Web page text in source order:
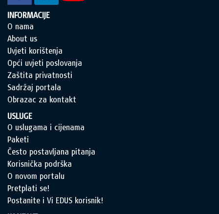
INFORMACIJE
O nama
About us
Uvjeti korištenja
Opći uvjeti poslovanja
Zaštita privatnosti
Sadržaj portala
Obrazac za kontakt
USLUGE
O uslugama i cijenama
Paketi
Često postavljana pitanja
Korisnička podrška
O novom portalu
Pretplati se!
Postanite i Vi EDUS korisnik!